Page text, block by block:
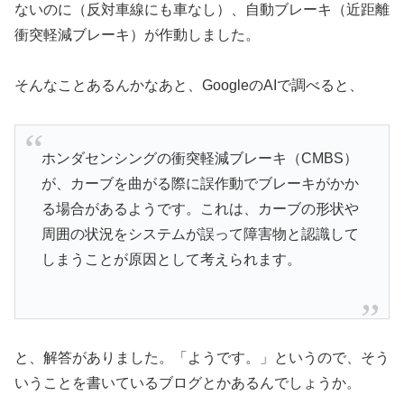
ないのに（反対車線にも車なし）、自動ブレーキ（近距離
衝突軽減ブレーキ）が作動しました。
そんなことあるんかなあと、GoogleのAIで調べると、
ホンダセンシングの衝突軽減ブレーキ（CMBS）
が、カーブを曲がる際に誤作動でブレーキがかか
る場合があるようです。これは、カーブの形状や
周囲の状況をシステムが誤って障害物と認識して
しまうことが原因として考えられます。
と、解答がありました。「ようです。」というので、そう
いうことを書いているブログとかあるんでしょうか。